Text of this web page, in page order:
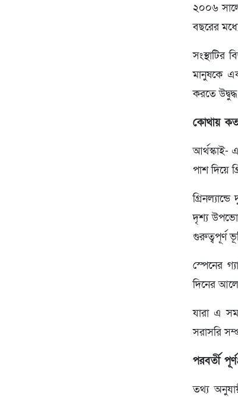
২০০৬
বছরের
সংস্থাটির
মানুষকে
করতে
কোথায়
আর্থস্কাই-
পাশ দিয়ে
দৃশ্য
গুরুত্বপূর্ণ
স্পেনের
দিনের
যারা এ
সরাসরি
পরবর্তী
তথ্য